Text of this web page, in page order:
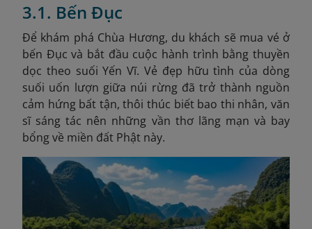
3.1. Bến Đục
Để khám phá Chùa Hương, du khách sẽ mua vé ở
bến Đục và bắt đầu cuộc hành trình bằng thuyền
dọc theo suối Yến Vĩ. Vẻ đẹp hữu tình của dòng
suối uốn lượn giữa núi rừng đã trở thành nguồn
cảm hứng bất tận, thôi thúc biết bao thi nhân, văn
sĩ sáng tác nên những vần thơ lãng mạn và bay
bổng về miền đất Phật này.